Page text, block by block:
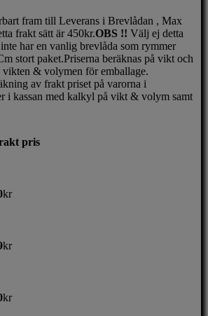
fram till Leverans i Brevlådan , Max
frakt sätt är 450kr.OBS !! Välj ej detta
har en vanlig brevlåda som rymmer
stort paket.Priserna beräknas på vikt och
& volymen för emballage.
av frakt priset på varorna i
i kassan med kalkyl på vikt & volym samt
pris
kr
kr
kr